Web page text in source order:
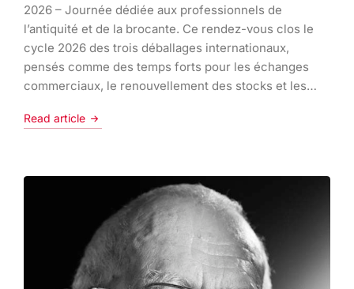
2026 – Journée dédiée aux professionnels de
l’antiquité et de la brocante. Ce rendez-vous clos le
cycle 2026 des trois déballages internationaux,
pensés comme des temps forts pour les échanges
commerciaux, le renouvellement des stocks et les…
Read article